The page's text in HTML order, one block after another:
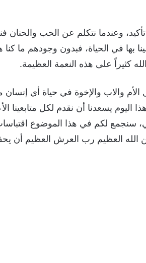
وعندما نتكلم عن الحب والحنان
بها في الحياة، فبدون وجودهم ما كنا
كثيراً على هذه النعمة العظيمة.
والاب والإخوة في حياة أي إنسان
يسعدنا أن نقدم لكل متابعينا
سنجمع لكم في هذا الموضوع
الله العظيم رب العرش العظيم أن